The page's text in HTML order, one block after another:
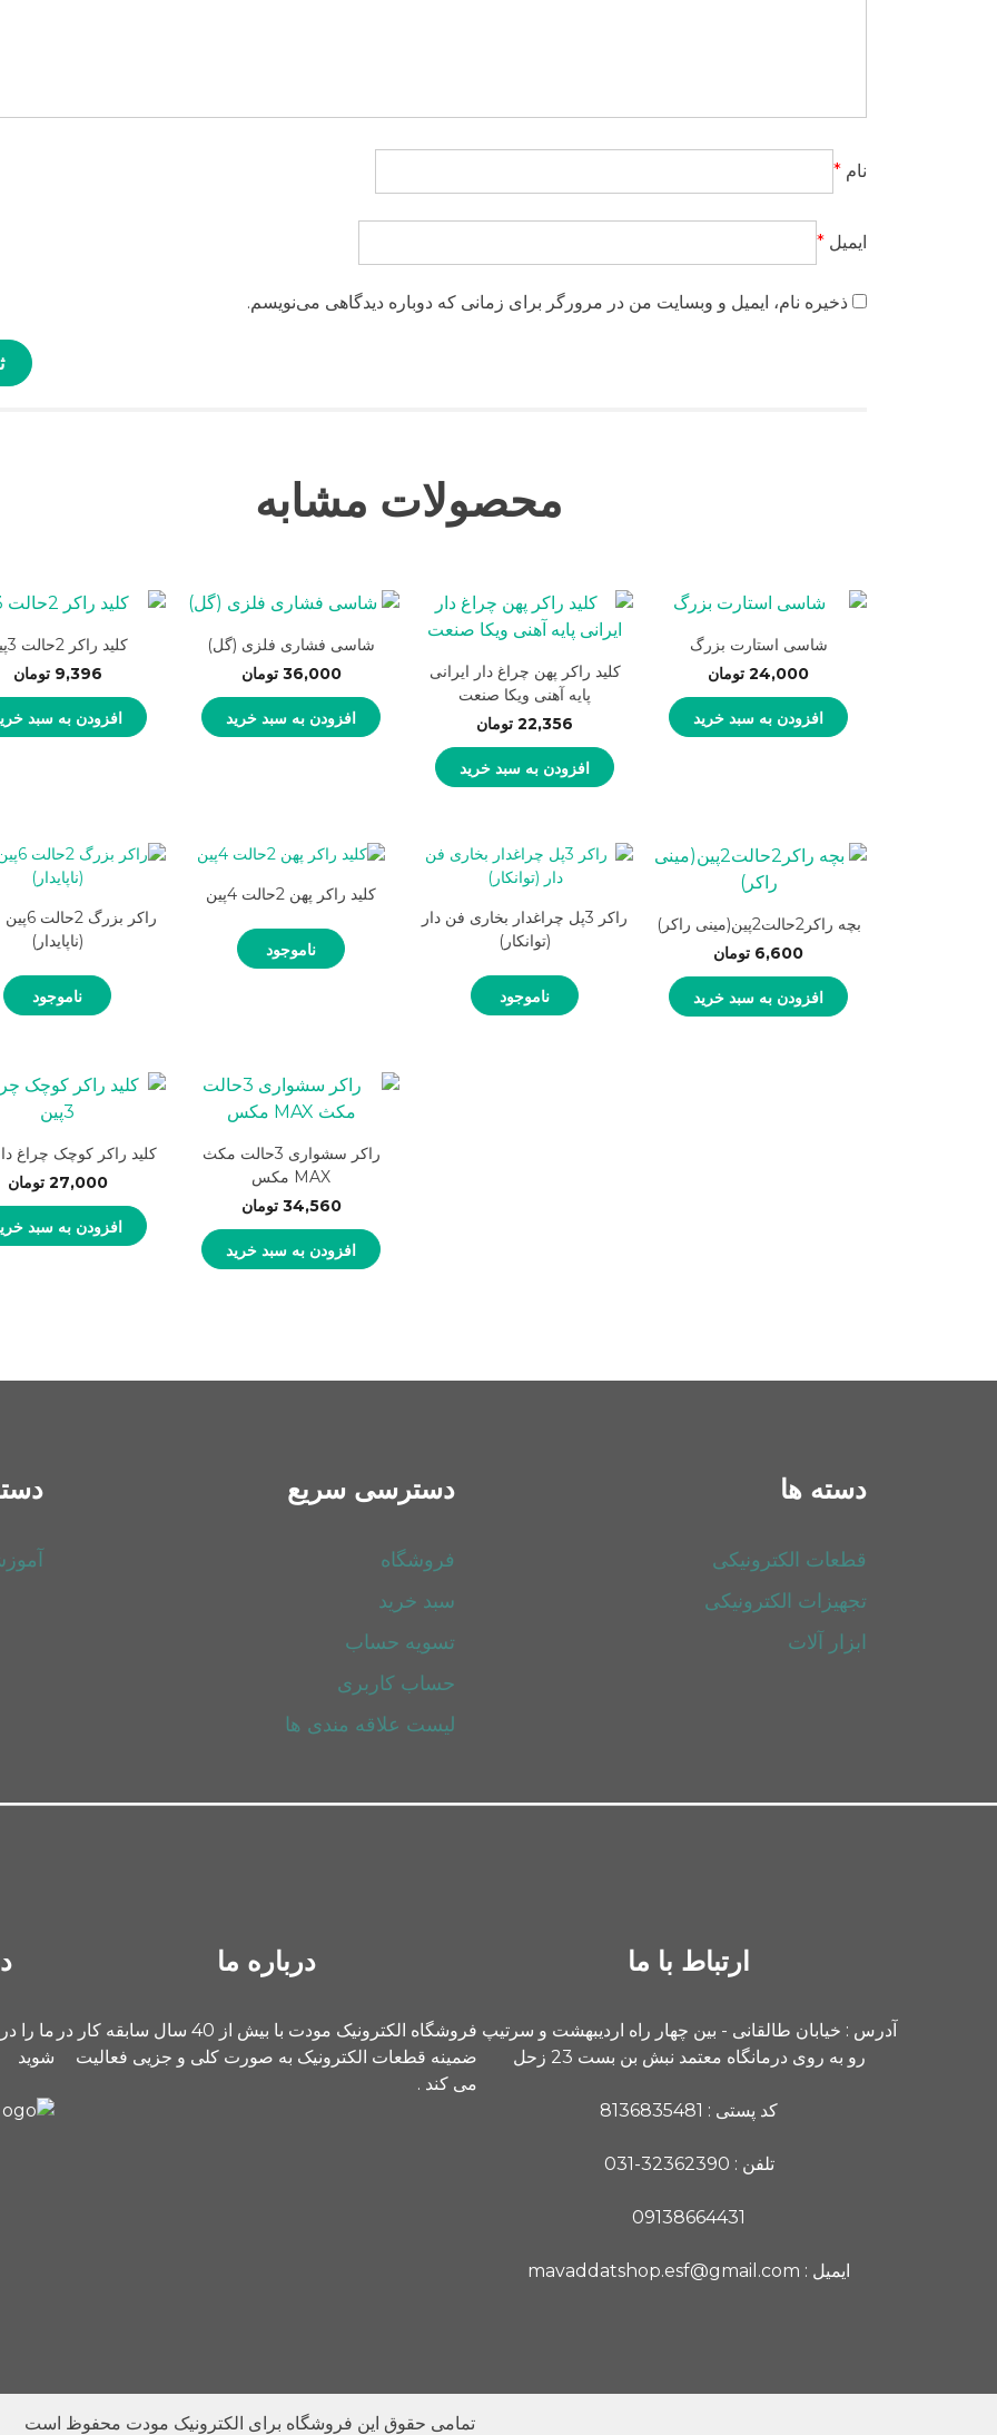
نام *
ایمیل *
ذخیره نام، ایمیل و وبسایت من در مرورگر برای زمانی که دوباره دیدگاهی می‌نویسم.
محصولات مشابه
کلید راکر 2حالت 3پین
9,396 تومان
افزودن به سبد
شاسی فشاری فلزی (گل)
36,000 تومان
افزودن به سبد خرید
کلید راکر پهن چراغ دار ایرانی
پایه آهنی ویکا صنعت
22,356 تومان
افزودن به سبد خرید
شاسی استارت بزرگ
24,000 تومان
افزودن به سبد خرید
راکر
(ناپایدار)
ناموجود
کلید راکر پهن 2حالت 4پین
ناموجود
راکر 3پل چراغدار بخاری فن دار
(توانکار)
ناموجود
بچه راکر2حالت2پین(مینی راکر)
6,600 تومان
افزودن به سبد خرید
کلید راکر کوچک چراغ دار
27,000 تومان
افزودن به سبد
راکر سشواری 3حالت مکث
MAX مکس
34,560 تومان
افزودن به سبد خرید
دسته ها
قطعات الکترونیکی
تجهیزات الکترونیکی
ابزار آلات
دسترسی سریع
فروشگاه
سبد خرید
تسویه حساب
حساب کاربری
لیست علاقه مندی ها
ارتباط با ما
آدرس : خیابان طالقانی - بین چهار راه اردیبهشت و سرتیپ
رو به روی درمانگاه معتمد نبش بن بست 23 زحل
کد پستی : 8136835481
تلفن : 32362390-031
09138664431
ایمیل : mavaddatshop.esf@gmail.com
درباره ما
فروشگاه الکترونیک مودت با بیش از 40 سال سابقه کار در
ضمینه قطعات الکترونیک به صورت کلی و جزیی فعالیت
می کند .
ما را
شوید
تمامی حقوق این فروشگاه برای الکترونیک مودت محفوظ است